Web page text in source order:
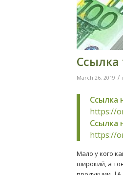
Ссылка
March 26, 2019 /
Ссылка
https://
Ссылка
https://
Мало у кого
широкий, а